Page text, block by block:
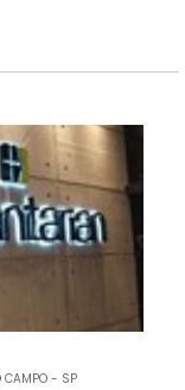
CAMPO - SP